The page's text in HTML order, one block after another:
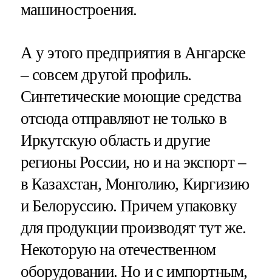
машиностроения.
А у этого предприятия в Ангарске
– совсем другой профиль.
Синтетические моющие средства
отсюда отправляют не только в
Иркутскую область и другие
регионы России, но и на экспорт –
в Казахстан, Монголию, Киргизию
и Белоруссию. Причем упаковку
для продукции производят тут же.
Некоторую на отечественном
оборудовании. Но и с импортным,